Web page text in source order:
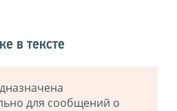
в тексте
для сообщений о